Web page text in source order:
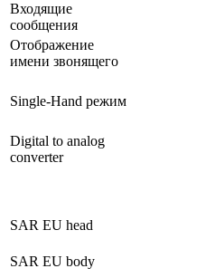
Входящие
сообщения
Отображение
имени звонящего
Single-Hand режим
Digital to analog
converter
SAR EU head
SAR EU body